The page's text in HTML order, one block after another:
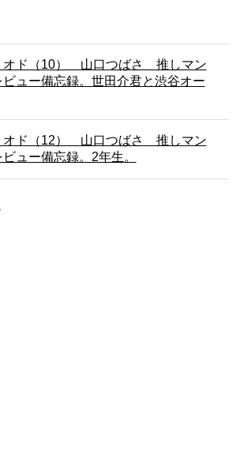
オド（10） 山口つばさ 推しマン
ビュー備忘録。世田介君と渋谷オー
オド（12） 山口つばさ 推しマン
ュー備忘録。2年生。